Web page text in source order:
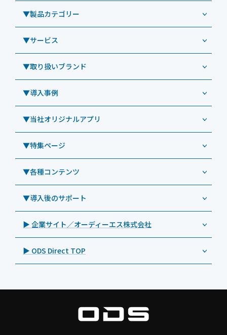
▼製品カテゴリー
業務用タブレット
Windowsタブレット TW2A-NF9LTA
Windowsタブレット TW2A-N9LTA
Windowsタブレット TW2A-N9LT
Windowsタブレット TW2A-E9LT
Androidタブレット TA2C-NF8
Androidタブレット TA2C-NF8BL
Androidタブレット TA2C-CS8
Androidタブレット TA2C-CS8BL
Androidタブレット TA2C-DR94G
Androidタブレット TA2C-M8AC
Androidタブレット TA2C-M8
デジタルホワイトボード／電子黒板
▼サービス
コールセンター
CRMシステム「カイゼンコール」
リペアサービス
教育機関向けiPad修理パック
社内ヘルプデスク代行サービス
教育機関向けiPad管理運用パック
教育機関向けICT支援ソリューション
教育機関向けネットワーク機器導入保守
キッティング
自治体向けDXソリューションサービス
法人向けiPad修理＆デバイス買取サービス
▼取り扱いブランド
ODS（オーディーエス）
LG（エルジー）
ViewSonic（ビューソニック）
PHILIPS（フィリップス）
DynaScan（ダイナスキャン）
SAMSUNG（サムスン）
Goodview（グッドビュー）
Cloudpoint（クラウドポイント）
BenQ（ベンキュー）
Magconn（マグコン）
BIAMP ／ Apart Audio（バイアンプ）
SpeakerCraft（スピーカークラフト）
▼導入事例
導入事例（業務用タブレット、デジタルサイネージほか）
事例：業務用タブレット端末
事例：業務用サイネージ・プロジェクター
事例：業務用オーディオ・その他AV機器
事例：サービス
▼当社オリジナルアプリ
業務効率化アプリ「NFCオプティマイザー」
サポート支援アプリ「ログ送信アプリ」
MDMアプリ「Tablet Control」
▼特集ページ
業務用タブレット
>特長1：USB Type-Aポート
>特長2：microHDMIポート
>特長3：AC常時給電タイプ
>飲食向けタブレット
>ホテル向けタブレット
>NFCタブレット
▼各種コンテンツ
特集記事
製品カタログ
プレスリリース
製品写真
▼導入後のサポート
オーディーエスPCカスタマーセンター
▶ 企業サイト／オーディーエス株式会社
▶ ODS Direct TOP